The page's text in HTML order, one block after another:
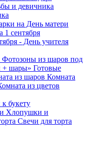
на День матери
1 сентября
- День учителя
Фотозоны из шаров под
Готовые
Комната
из цветов
букету
Хлопушки и
Свечи для торта